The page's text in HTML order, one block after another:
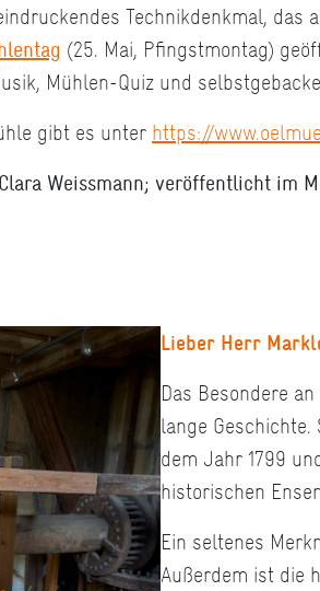
Technikdenkmal,
(25. Mai, Pfingstmontag)
Mühlen-Quiz und
gibt es unter https://
Weissmann; veröffentlicht im
Lieber Herr
Das Besondere
lange
dem Jahr 1799
historischen
Ein seltenes
Außerdem ist die